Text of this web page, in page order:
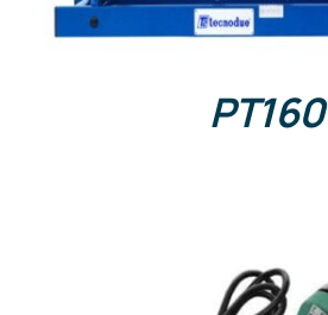
PT160